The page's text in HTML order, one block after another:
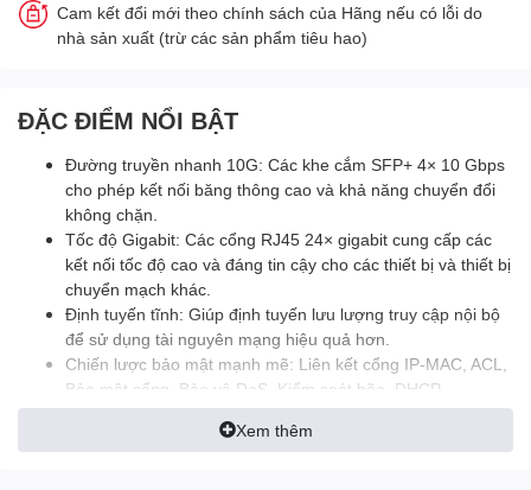
Cam kết đổi mới theo chính sách của Hãng nếu có lỗi do
nhà sản xuất (trừ các sản phẩm tiêu hao)
ĐẶC ĐIỂM NỔI BẬT
Đường truyền nhanh 10G: Các khe cắm SFP+ 4× 10 Gbps
cho phép kết nối băng thông cao và khả năng chuyển đổi
không chặn.
Tốc độ Gigabit: Các cổng RJ45 24× gigabit cung cấp các
kết nối tốc độ cao và đáng tin cậy cho các thiết bị và thiết bị
chuyển mạch khác.
Định tuyến tĩnh: Giúp định tuyến lưu lượng truy cập nội bộ
để sử dụng tài nguyên mạng hiệu quả hơn.
Chiến lược bảo mật mạnh mẽ: Liên kết cổng IP-MAC, ACL,
Bảo mật cổng, Bảo vệ DoS, Kiểm soát bão, DHCP
Snooping, 802.1X, Xác thực bán kính, v.v.
Tối ưu hóa các ứng dụng Thoại và Video: L2/L3/L4 QoS và
Xem thêm